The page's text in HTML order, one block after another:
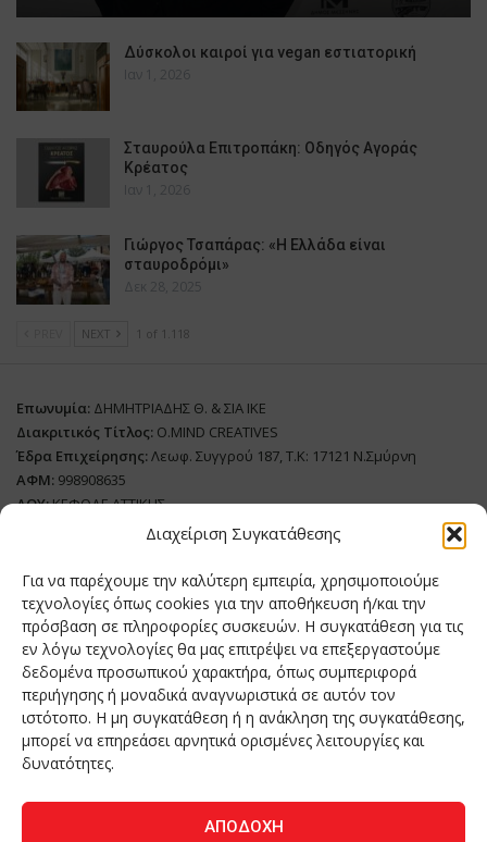
Διαχείριση Συγκατάθεσης
Για να παρέχουμε την καλύτερη εμπειρία, χρησιμοποιούμε
τεχνολογίες όπως cookies για την αποθήκευση ή/και την
πρόσβαση σε πληροφορίες συσκευών. Η συγκατάθεση για τις
εν λόγω τεχνολογίες θα μας επιτρέψει να επεξεργαστούμε
δεδομένα προσωπικού χαρακτήρα, όπως συμπεριφορά
περιήγησης ή μοναδικά αναγνωριστικά σε αυτόν τον
ιστότοπο. Η μη συγκατάθεση ή η ανάκληση της συγκατάθεσης,
μπορεί να επηρεάσει αρνητικά ορισμένες λειτουργίες και
δυνατότητες.
ΑΠΟΔΟΧΉ
Δύσκολοι καιροί για vegan εστιατορική
Ιαν 1, 2026
Σταυρούλα Επιτροπάκη: Οδηγός Αγοράς
Κρέατος
Ιαν 1, 2026
Γιώργος Τσαπάρας: «Η Ελλάδα είναι
σταυροδρόμι»
Δεκ 28, 2025
NEXT 1 of 1.118
Επωνυμία: ΔΗΜΗΤΡΙΑΔΗΣ Θ. & ΣΙΑ ΙΚΕ
Διακριτικός Τίτλος: O.MIND CREATIVES
Έδρα Επιχείρησης:Λεωφ. Συγγρού 187, Τ.Κ: 17121 Ν.Σμύρνη
ΑΦΜ: 998908635
ΔΟΥ:ΚΕΦΟΔΕ ΑΤΤΙΚΗΣ
Όνομα Ιδιοκτήτη και Νόμιμο Πρόσωπο: Θεόδωρος Δημητριάδης
Διευθυντής Σύνταξης:Ευθυμιάτου Μαίρη
Domain:grillmagazine.gr
Δικαιούχος Domain:Θεόδωρος Δημητριάδης
Διευθυντής:Θεόδωρος Δημητριάδης
Διαχειριστής:Θεόδωρος Δημητριάδης
Δήλωση Συμμόρφωσης
Αριθμός Πιστοποίησης Μ.Η.Τ.: